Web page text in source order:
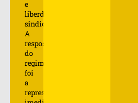
e
liberdade
sindical.
A
resposta
do
regime
foi
a
repressão